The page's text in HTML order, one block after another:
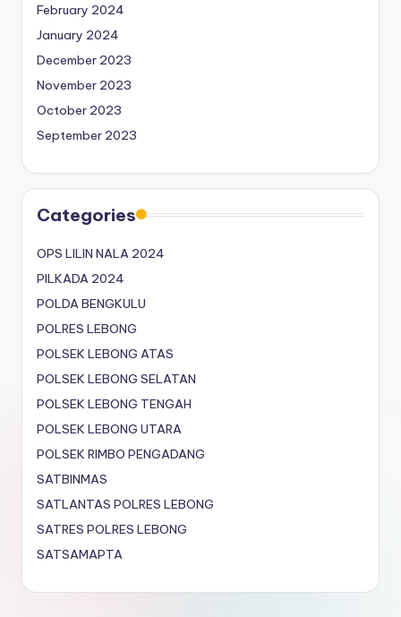
February 2024
January 2024
December 2023
November 2023
October 2023
September 2023
Categories
OPS LILIN NALA 2024
PILKADA 2024
POLDA BENGKULU
POLRES LEBONG
POLSEK LEBONG ATAS
POLSEK LEBONG SELATAN
POLSEK LEBONG TENGAH
POLSEK LEBONG UTARA
POLSEK RIMBO PENGADANG
SATBINMAS
SATLANTAS POLRES LEBONG
SATRES POLRES LEBONG
SATSAMAPTA